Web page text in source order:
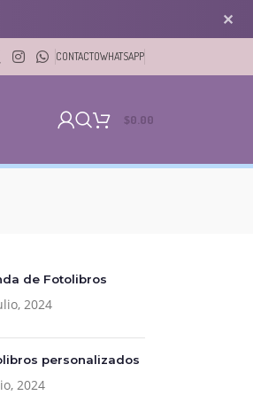
✕
CONTACTOWHATSAPP
$0.00
de Fotolibros
2024
personalizados
2024